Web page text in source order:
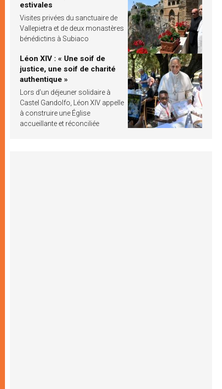
estivales
Visites privées du sanctuaire de
Vallepietra et de deux monastères
bénédictins à Subiaco
Léon XIV : « Une soif de
justice, une soif de charité
authentique »
Lors d’un déjeuner solidaire à
Castel Gandolfo, Léon XIV appelle
à construire une Église
accueillante et réconciliée